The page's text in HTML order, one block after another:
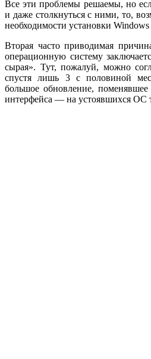
Все эти проблемы решаемы, но
и даже столкнуться с ними, то,
необходимости установки
Вторая часто приводимая
операционную систему
сырая». Тут, пожалуй, можно
спустя лишь 3 с половиной
большое обновление,
интерфейса — на устоявшихся ОС